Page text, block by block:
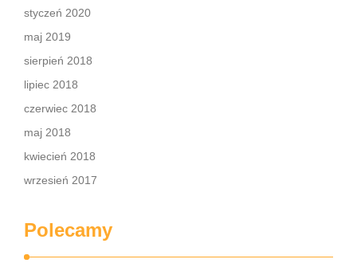
styczeń 2020
maj 2019
sierpień 2018
lipiec 2018
czerwiec 2018
maj 2018
kwiecień 2018
wrzesień 2017
Polecamy